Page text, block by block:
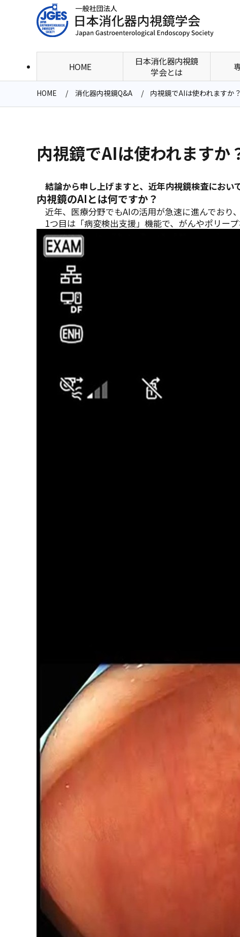
HOME
日本消化器内視鏡
学会とは
HOME 消化器内視鏡Q&A 内視鏡でAIは使われますか？
内視鏡でAIは使われますか
結論から申し上げますと、近年内視鏡検査におい
内視鏡のAIとは何ですか？
近年、医療分野でもAIの活用が急速に進んでおり
1つ目は「病変検出支援」機能で、がんやポリー